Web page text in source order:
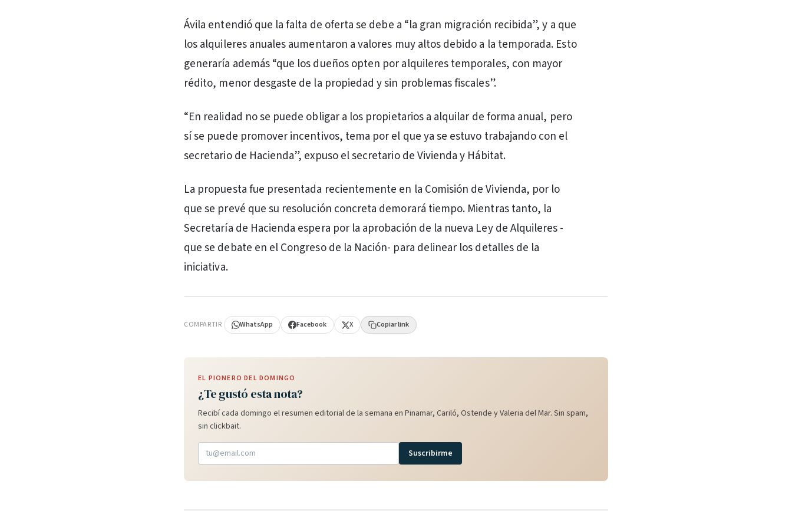
Ávila entendió que la falta de oferta se debe a “la gran migración recibida”, y a que
los alquileres anuales aumentaron a valores muy altos debido a la temporada. Esto
generaría además “que los dueños opten por alquileres temporales, con mayor
rédito, menor desgaste de la propiedad y sin problemas fiscales”.
“En realidad no se puede obligar a los propietarios a alquilar de forma anual, pero
sí se puede promover incentivos, tema por el que ya se estuvo trabajando con el
secretario de Hacienda”, expuso el secretario de Vivienda y Hábitat.
La propuesta fue presentada recientemente en la Comisión de Vivienda, por lo
que se prevé que su resolución concreta demorará tiempo. Mientras tanto, la
Secretaría de Hacienda espera por la aprobación de la nueva Ley de Alquileres -
que se debate en el Congreso de la Nación- para delinear los detalles de la
iniciativa.
COMPARTIR WhatsApp Facebook X Copiar link
EL PIONERO DEL DOMINGO
¿Te gustó esta nota?
Recibí cada domingo el resumen editorial de la semana en Pinamar, Cariló, Ostende y Valeria del Mar. Sin spam,
sin clickbait.
Suscribirme